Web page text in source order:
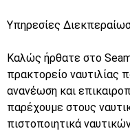
Υπηρεσίες
Καλώς ήρθατε στο
πρακτορείο ναυτιλίας
ανανέωση και
παρέχουμε στους
πιστοποιητικά